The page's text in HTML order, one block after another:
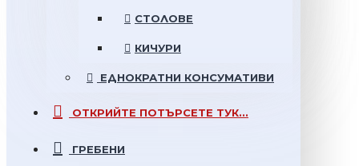
СТОЛОВЕ
КИЧУРИ
ЕДНОКРАТНИ КОНСУМАТИВИ
ОТКРИЙТЕ ПОТЪРСЕТЕ ТУК...
ГРЕБЕНИ